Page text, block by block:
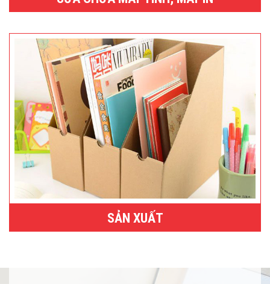
SẢN XUẤT